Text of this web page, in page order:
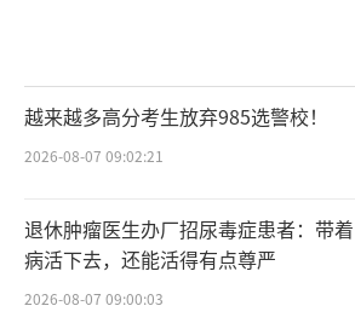
越来越多高分考生放弃985选警校！
2026-08-07 09:02:21
退休肿瘤医生办厂招尿毒症患者：带着
病活下去，还能活得有点尊严
2026-08-07 09:00:03